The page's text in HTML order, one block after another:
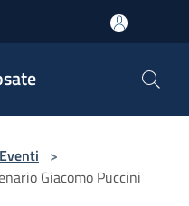
Eventi >
Giacomo Puccini